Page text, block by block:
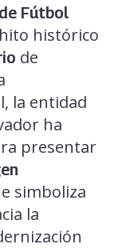
Fútbol
histórico
de
la entidad
ha
presentar
simboliza
la